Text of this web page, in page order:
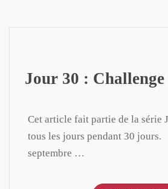
Jour 30 : Challenge
Cet article fait partie de la série
tous les jours pendant 30
septembre …